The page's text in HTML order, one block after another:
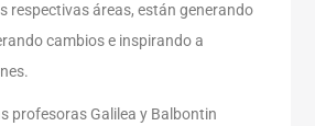
respectivas áreas, están generando
cambios e inspirando a
profesoras Galilea y Balbontin